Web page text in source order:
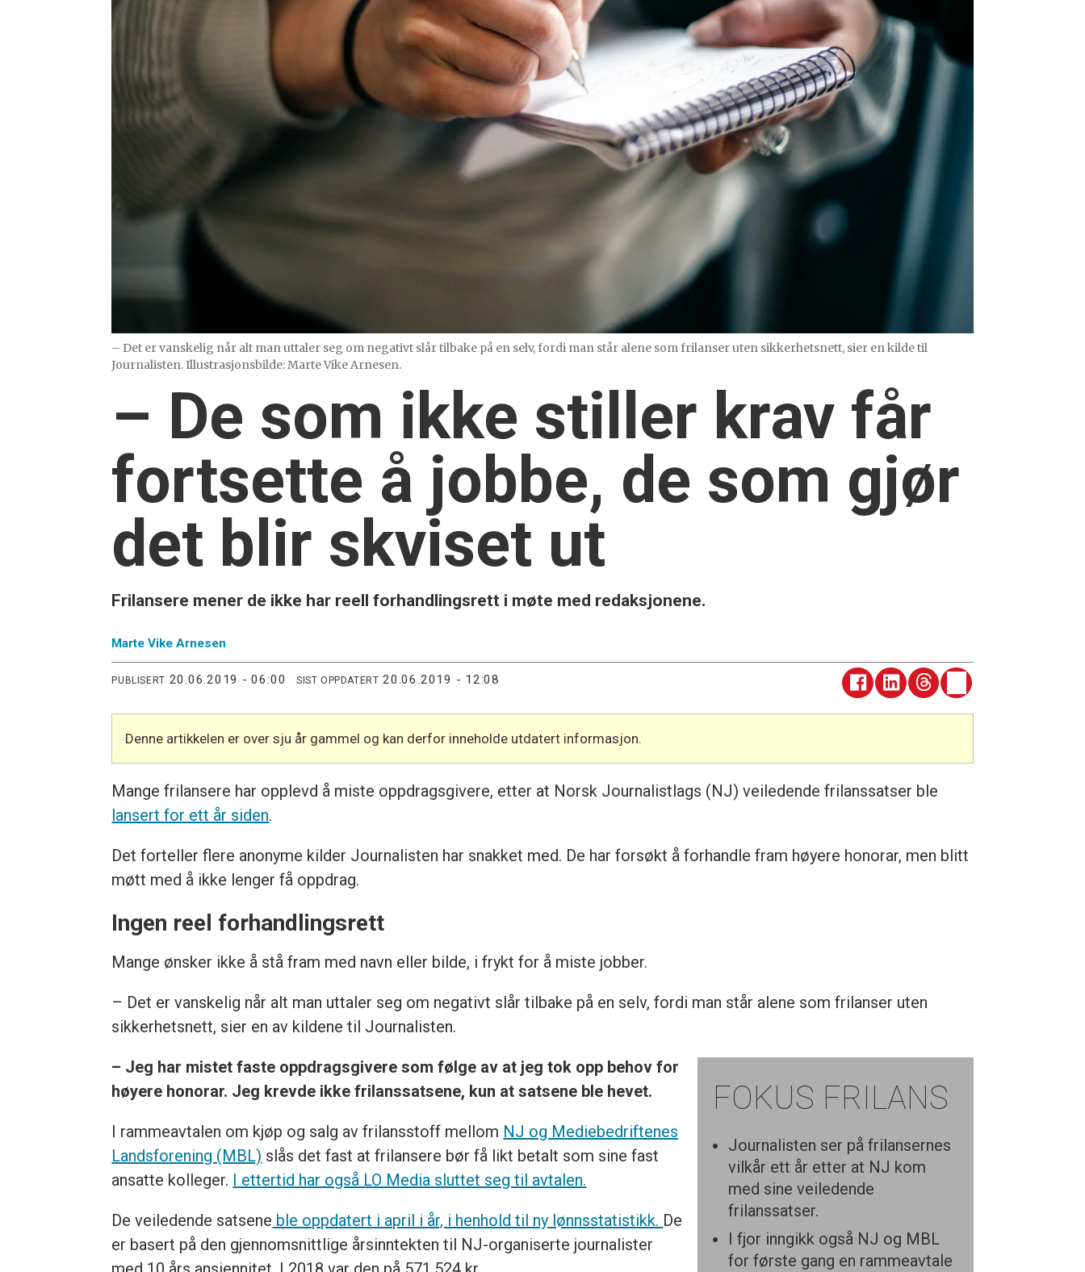
– Det er vanskelig når alt man uttaler seg om negativt slår tilbake på en selv, fordi man står alene som frilanser uten sikkerhetsnett, sier en kilde til
Journalisten. Illustrasjonsbilde: Marte Vike Arnesen.
– De som ikke stiller krav får
fortsette å jobbe, de som gjør
det blir skviset ut
Frilansere mener de ikke har reell forhandlingsrett i møte med redaksjonene.
Marte Vike Arnesen
PUBLISERT 20.06.2019 - 06:00 SIST OPPDATERT 20.06.2019 - 12:08
Denne artikkelen er over sju år gammel og kan derfor inneholde utdatert informasjon.
Mange frilansere har opplevd å miste oppdragsgivere, etter at Norsk Journalistlags (NJ) veiledende frilanssatser ble
lansert for ett år siden.
Det forteller flere anonyme kilder Journalisten har snakket med. De har forsøkt å forhandle fram høyere honorar, men blitt
møtt med å ikke lenger få oppdrag.
Ingen reel forhandlingsrett
Mange ønsker ikke å stå fram med navn eller bilde, i frykt for å miste jobber.
– Det er vanskelig når alt man uttaler seg om negativt slår tilbake på en selv, fordi man står alene som frilanser uten
sikkerhetsnett, sier en av kildene til Journalisten.
FOKUS FRILANS
Journalisten ser på frilansernes
vilkår ett år etter at NJ kom
med sine veiledende
frilanssatser.
I fjor inngikk også NJ og MBL
for første gang en rammeavtale
– Jeg har mistet faste oppdragsgivere som følge av at jeg tok opp behov for
høyere honorar. Jeg krevde ikke frilanssatsene, kun at satsene ble hevet.
I rammeavtalen om kjøp og salg av frilansstoff mellom NJ og Mediebedriftenes
Landsforening (MBL) slås det fast at frilansere bør få likt betalt som sine fast
ansatte kolleger. I ettertid har også LO Media sluttet seg til avtalen.
De veiledende satsene ble oppdatert i april i år, i henhold til ny lønnsstatistikk. De
er basert på den gjennomsnittlige årsinntekten til NJ-organiserte journalister